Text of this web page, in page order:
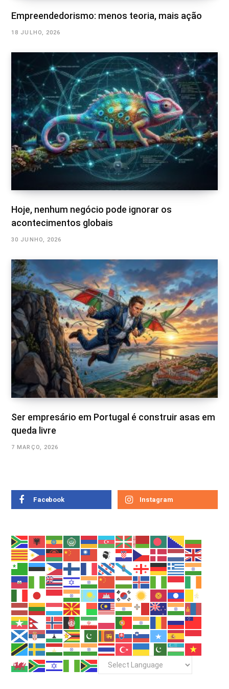
Empreendedorismo: menos teoria, mais ação
18 JULHO, 2026
Hoje, nenhum negócio pode ignorar os
acontecimentos globais
30 JUNHO, 2026
Ser empresário em Portugal é construir asas em
queda livre
7 MARÇO, 2026
Facebook Instagram